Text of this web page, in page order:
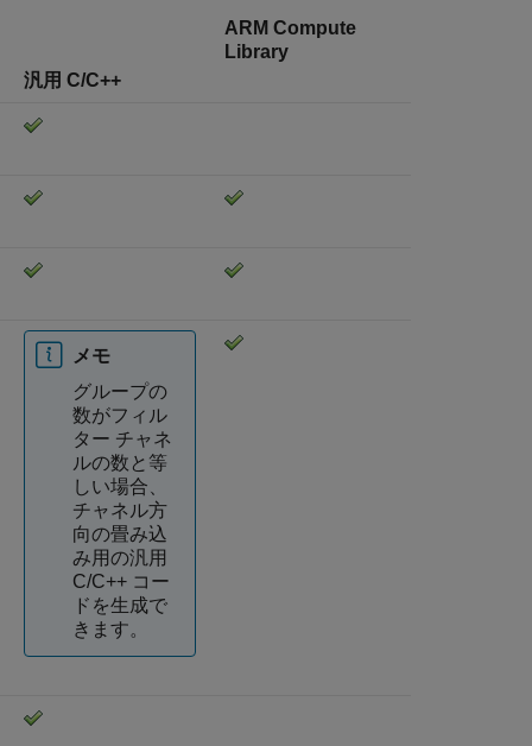
汎用 C/C++
ARM Compute
Library
メモ
グループの
数がフィル
ター チャネ
ルの数と等
しい場合、
チャネル方
向の畳み込
み用の汎用
C/C++ コー
ドを生成で
きます。